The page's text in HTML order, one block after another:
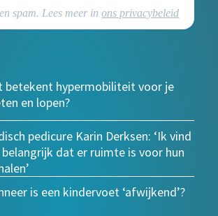
spam. Lees meer inons privacybeleid
betekent hypermobiliteit voor je
en lopen?
pedicure Karin Derksen: ‘Ik vind
dat er ruimte is voor hun
is een kindervoet ‘afwijkend’?